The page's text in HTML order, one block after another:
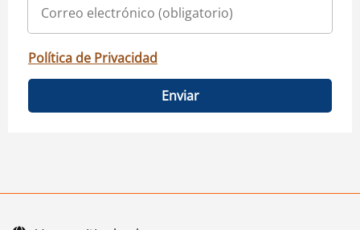
Política de Privacidad
Enviar